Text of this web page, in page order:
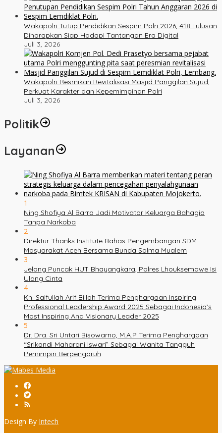
Wakapolri Tutup Pendidikan Sespim Polri 2026, 418 Lulusan
Diharapkan Siap Hadapi Tantangan Era Digital
Juli 3, 2026
Wakapolri Resmikan Revitalisasi Masjid Panggilan Sujud,
Perkuat Karakter dan Kepemimpinan Polri
Juli 3, 2026
Politik
Layanan
1
Ning Shofiya Al Barra Jadi Motivator Keluarga Bahagia
Tanpa Narkoba
2
Direktur Thanks Institute Bahas Pengembangan SDM
Masyarakat Aceh Bersama Bunda Salma Mualem
3
Jelang Puncak HUT Bhayangkara, Polres Lhouksemawe Isi
Ulang Cinta
4
Kh. Saifullah Arif Billah Terima Penghargaan Inspiring
Professional Leadership Award 2025 Sebagai Indonesia’s
Most Inspiring And Visionary Leader 2025
5
Dr. Dra. Sri Untari Bisowarno, M.A.P Terima Penghargaan
“Srikandi Maharani Iswari” Sebagai Wanita Tangguh
Pemimpin Berpengaruh
Design By Intech